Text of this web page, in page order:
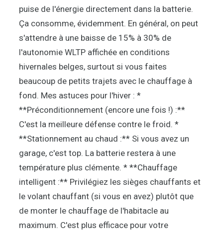
puise de l'énergie directement dans la batterie.
Ça consomme, évidemment. En général, on peut
s'attendre à une baisse de 15% à 30% de
l'autonomie WLTP affichée en conditions
hivernales belges, surtout si vous faites
beaucoup de petits trajets avec le chauffage à
fond. Mes astuces pour l'hiver : *
**Préconditionnement (encore une fois !) :**
C'est la meilleure défense contre le froid. *
**Stationnement au chaud :** Si vous avez un
garage, c'est top. La batterie restera à une
température plus clémente. * **Chauffage
intelligent :** Privilégiez les sièges chauffants et
le volant chauffant (si vous en avez) plutôt que
de monter le chauffage de l'habitacle au
maximum. C'est plus efficace pour votre